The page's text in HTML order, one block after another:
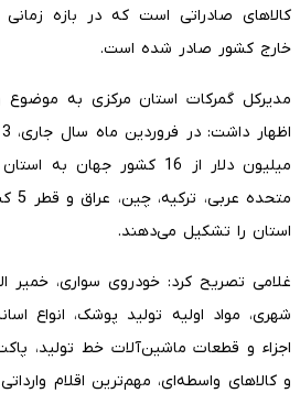
کالاهای صادراتی است که در بازه
خارج کشور صادر شده است.
مدیرکل گمرکات استان مرکزی به موضوع
میلیون دلار از 16 کشور
استان را تشکیل می‌دهند.
غلامی تصریح کرد: خودروی سواری، خمیر
شهری، مواد اولیه تولید پوشک، انواع
اجزاء و قطعات ماشین‌آلات خط تولید،
و کالاهای واسطه‌ای، مهم‌ترین اقلام